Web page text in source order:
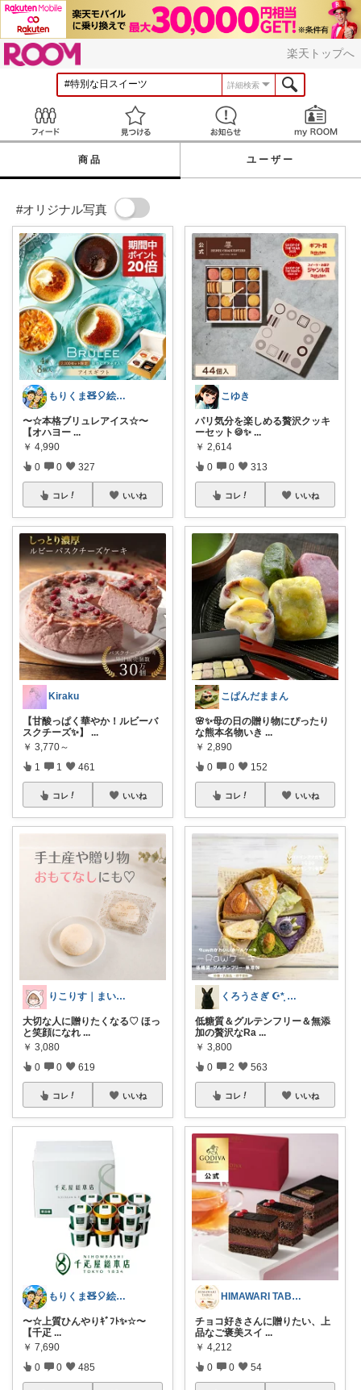
楽天トップへ
詳細検索
見つける お知らせ
商品 ユーザー
#オリジナル写真
もりくま🧸🎈絵本・スイーツ・酒他🙇
〜☆本格ブリュレアイス☆〜
【オハヨー ...
￥ 4,990
0 0 327
コレ いいね
Kiraku
【甘酸っぱく華やか！ルビーバ
スクチーズ✨】
...
￥ 3,770～
1 1 461
コレ いいね
りこりす｜まいにちを楽しく♡
大切な人に贈りたくなる♡ ほっ
と笑顔になれ ...
￥ 3,080
0 0 619
コレ いいね
もりくま🧸🎈絵本・スイーツ・酒他🙇
〜☆上質ひんやりｷﾞﾌﾄ✨☆〜
【千疋 ...
￥ 7,690
0 0 485
こゆき
パリ気分を楽しめる贅沢クッキ
ーセット🍪✨ ...
￥ 2,614
0 0 313
コレ いいね
こぱんだままん
🌸✨母の日の贈り物にぴったり
な熊本名物いき ...
￥ 2,890
0 0 152
コレ いいね
くろうさぎ ☪*̣̩ 経由購入感謝💐
低糖質＆グルテンフリー＆無添
加の贅沢なRa ...
￥ 3,800
0 2 563
コレ いいね
HIMAWARI TABLE🌼
チョコ好きさんに贈りたい、上
品なご褒美スイ ...
￥ 4,212
0 0 54